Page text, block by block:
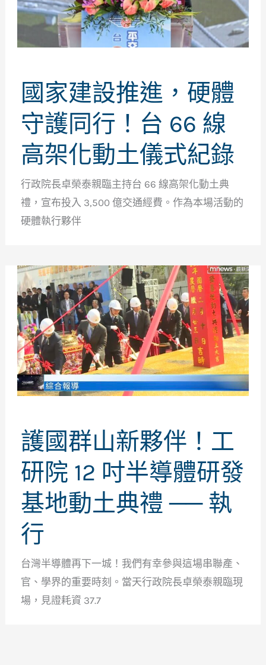
國家建設推進，硬體
守護同行！台 66 線
高架化動土儀式紀錄
行政院長卓榮泰親臨主持台 66 線高架化動土典
禮，宣布投入 3,500 億交通經費。作為本場活動的
硬體執行夥伴
護國群山新夥伴！工
研院 12 吋半導體研發
基地動土典禮 ── 執
行
台灣半導體再下一城！我們有幸參與這場串聯產、
官、學界的重要時刻。當天行政院長卓榮泰親臨現
場，見證耗資 37.7